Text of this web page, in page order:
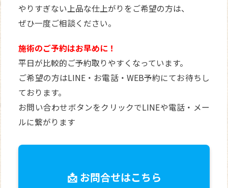
やりすぎない上品な仕上がりをご希望の方は、
ぜひ一度ご相談ください。
施術のご予約はお早めに！
平日が比較的ご予約取りやすくなっています。
ご希望の方はLINE・お電話・WEB予約にてお待ちし
ております。
お問い合わせボタンをクリックでLINEや電話・メー
ルに繋がります
📩 お問合せはこちら